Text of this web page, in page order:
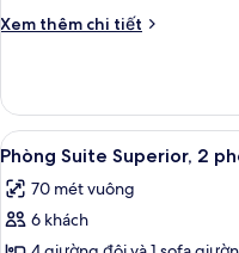
phòng
King)
Xem thêm chi tiết
Chi
Phòng
Suite
Superior,
phòng
ngủ
Xem
tất
cả
ảnh
12
Phòng Suite Superior, 2
70 mét vuông
6 khách